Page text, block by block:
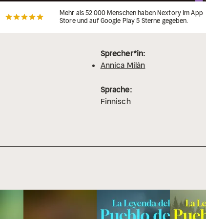
Mehr als 52 000 Menschen haben Nextory im App
Store und auf Google Play 5 Sterne gegeben.
Sprecher*in:
Annica Milán
Sprache:
Finnisch